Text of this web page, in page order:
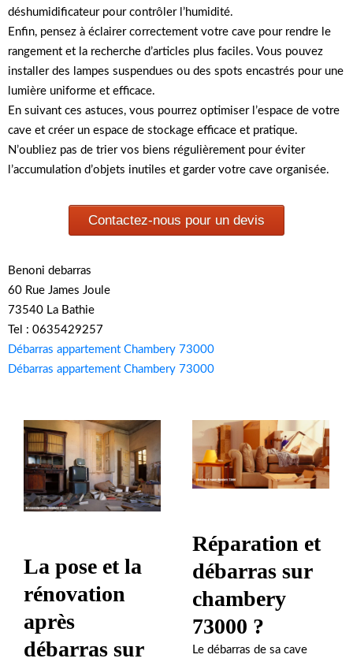
déshumidificateur pour contrôler l’humidité.
Enfin, pensez à éclairer correctement votre cave pour rendre le
rangement et la recherche d’articles plus faciles. Vous pouvez
installer des lampes suspendues ou des spots encastrés pour une
lumière uniforme et efficace.
En suivant ces astuces, vous pourrez optimiser l’espace de votre
cave et créer un espace de stockage efficace et pratique.
N’oubliez pas de trier vos biens régulièrement pour éviter
l’accumulation d’objets inutiles et garder votre cave organisée.
Contactez-nous pour un devis
Benoni debarras
60 Rue James Joule
73540 La Bathie
Tel : 0635429257
Débarras appartement Chambery 73000
Débarras appartement Chambery 73000
La pose et la
rénovation
après
débarras sur
Réparation et
débarras sur
chambery
73000 ?
Le débarras de sa cave